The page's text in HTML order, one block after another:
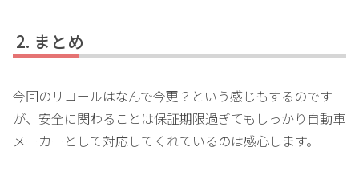
まとめ
今回のリコールはなんで今更？という感じもするのです
が、安全に関わることは保証期限過ぎてもしっかり自動車
メーカーとして対応してくれているのは感心します。